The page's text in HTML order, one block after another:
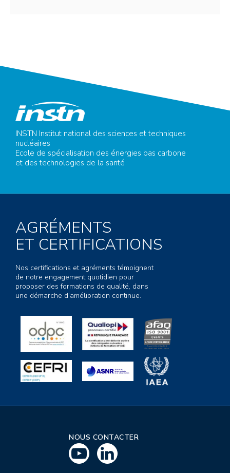
INSTN Institut national des sciences et techniques
nucléaires
Ecole de spécialisation des énergies bas carbone
et des technologies de la santé
AGRÉMENTS
ET CERTIFICATIONS
Nos certifications et agréments témoignent
de notre engagement quotidien pour
proposer des formations de qualité, dans
une démarche d’amélioration continue.
NOUS CONTACTER